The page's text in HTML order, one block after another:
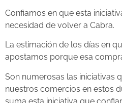
Confiamos en que esta
necesidad de volver a Cabra.
La estimación de los días en
apostamos porque esa
Son numerosas las iniciativas
nuestros comercios en estos